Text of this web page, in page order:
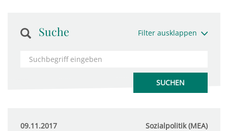
Suche Filter ausklappen
09.11.2017 Sozialpolitik (MEA)